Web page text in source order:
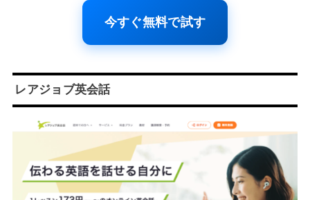
今すぐ無料で試す
レアジョブ英会話